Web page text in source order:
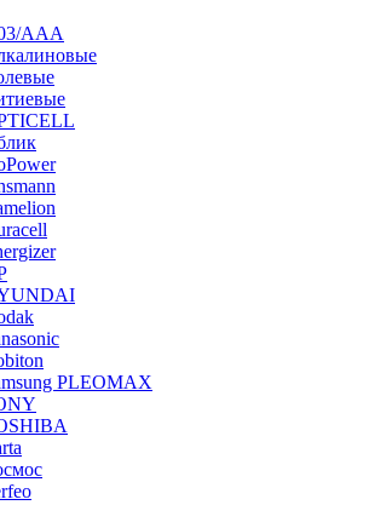
AAA
PLEOMAX